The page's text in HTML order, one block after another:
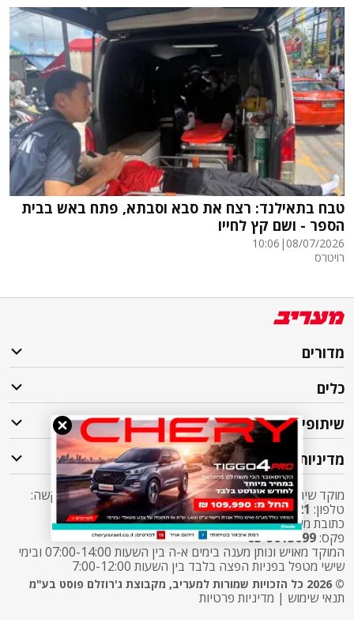
טבח בתאילנד: רצח את סבא וסבתא, פתח באש בבית
הספר - ושם קץ לחייו
08/07/2026
|
10:06
רויטרס
מדורים
כלים
שיתופי פעולה
מדיניות
מוקד שירות לקוחות מעריב אליו ניתן לפנות בכל שאלה או בקשה:
טלפון: 2421* שלוחה 5 מעריב או
03-7619056
כתובת מייל:sherut@maariv.co.il
פקס:03-5613699
המוקד מאויש ונותן מענה בימים א-ה בין השעות 07:00-14:00 ובימי
שישי מטפל בפניות הפצה בלבד בין השעות 7:00-12:00
© 2026 כל הזכויות שמורות למעריב, מקבוצת ג'רוזלם פוסט בע"מ
תנאי שימוש | מדיניות פרטיות